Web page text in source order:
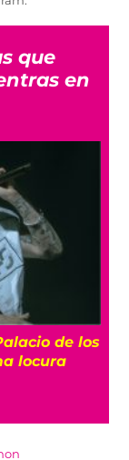
que
en
de los
locura